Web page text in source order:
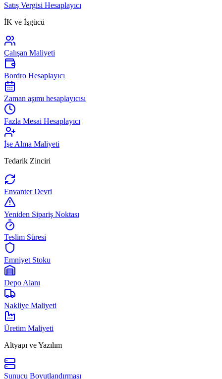
Satış Vergisi Hesaplayıcı
İK ve İşgücü
Çalışan Maliyeti
Bordro Hesaplayıcı
Zaman aşımı hesaplayıcısı
Fazla Mesai Hesaplayıcı
İşe Alma Maliyeti
Tedarik Zinciri
Envanter Devri
Yeniden Sipariş Noktası
Teslim Süresi
Emniyet Stoku
Depo Alanı
Nakliye Maliyeti
Üretim Maliyeti
Altyapı ve Yazılım
Sunucu Boyutlandırması